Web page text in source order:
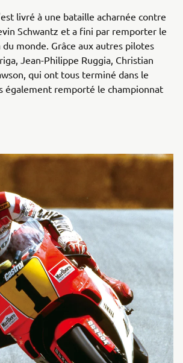
livré à une bataille acharnée contre
Schwantz et a fini par remporter le
monde. Grâce aux autres pilotes
Jean-Philippe Ruggia, Christian
qui ont tous terminé dans le
également remporté le championnat